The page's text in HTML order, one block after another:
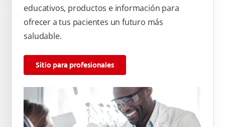
educativos, productos e información para
ofrecer a tus pacientes un futuro más
saludable.
Sitio para profesionales